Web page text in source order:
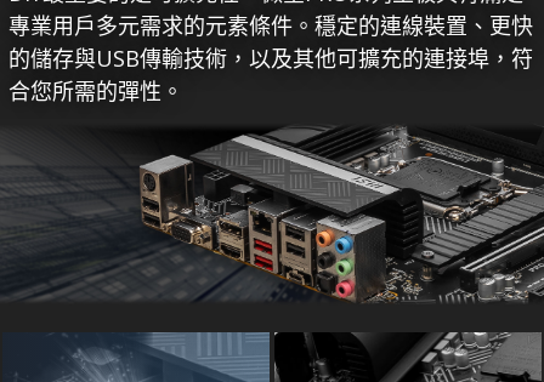
專業用戶多元需求的元素條件。穩定的連線裝置、更快
的儲存與USB傳輸技術，以及其他可擴充的連接埠，符
合您所需的彈性。